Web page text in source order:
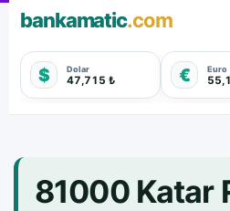
bankamatic.com
$ Dolar
47,715 ₺ € Euro
81000 Katar